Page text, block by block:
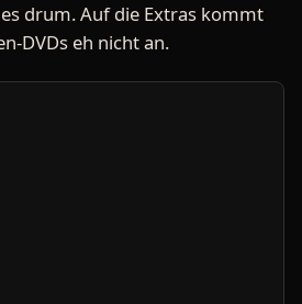
drum. Auf die Extras kommt
DVDs eh nicht an.